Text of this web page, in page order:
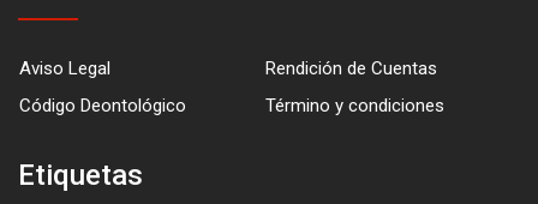
Aviso Legal
Rendición de Cuentas
Código Deontológico
Término y condiciones
Etiquetas